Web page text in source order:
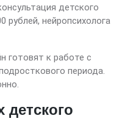
детского
рублей, нейропсихолога
готовят к работе с
периода.
детского